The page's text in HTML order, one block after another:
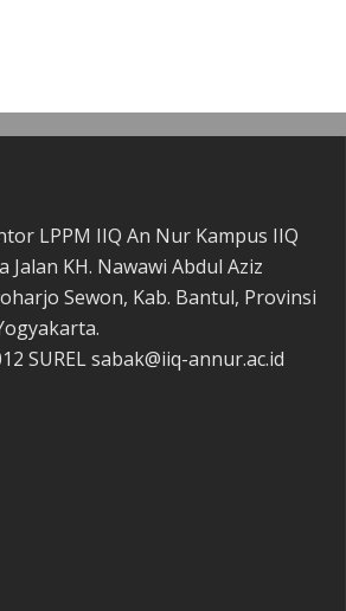
LPPM IIQ An Nur Kampus IIQ
KH. Nawawi Abdul Aziz
Sewon, Kab. Bantul, Provinsi
SUREL sabak@iiq-annur.ac.id